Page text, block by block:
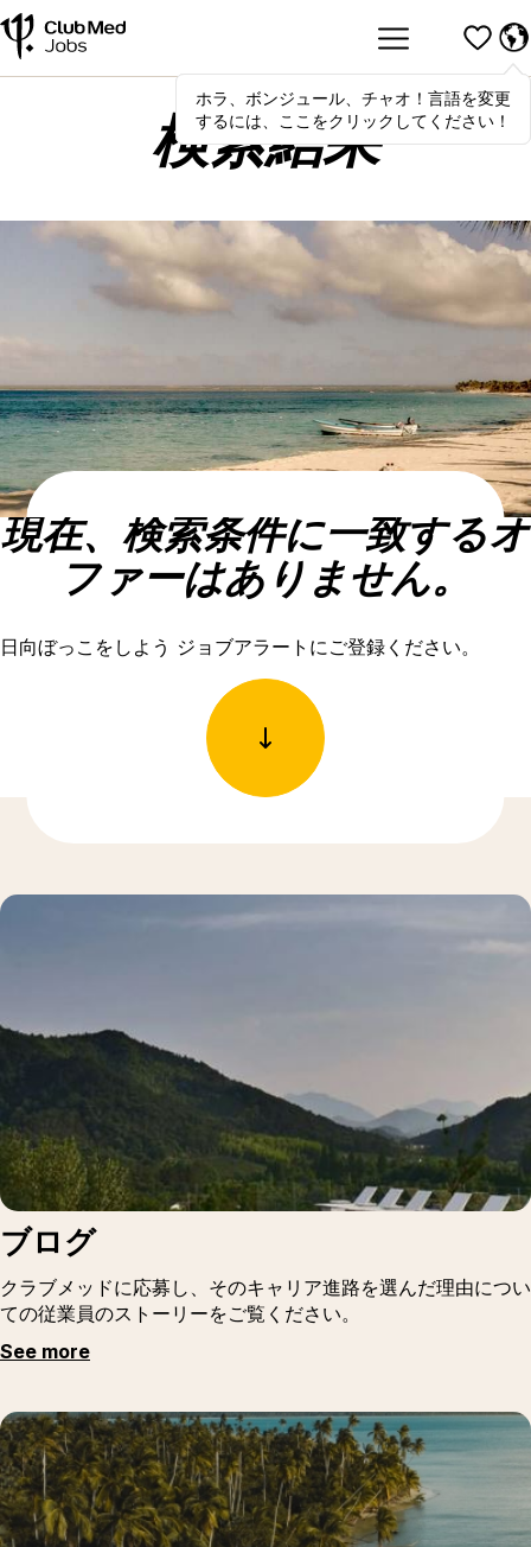
Hola,bonjour, ciao! To switch
languages, click here!
ホラ、ボンジュール、チャオ！言語を変更
するには、ここをクリックしてください！
検索結果
現在、検索条件に一致するオ
ファーはありません。
日向ぼっこをしよう ジョブアラートにご登録ください。
ブログ
クラブメッドに応募し、そのキャリア進路を選んだ理由につい
ての従業員のストーリーをご覧ください。
See more